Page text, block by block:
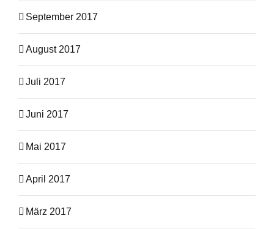
September 2017
August 2017
Juli 2017
Juni 2017
Mai 2017
April 2017
März 2017